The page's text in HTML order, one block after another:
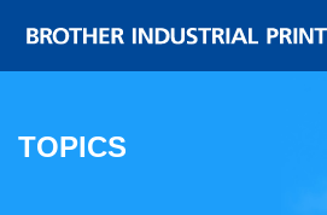
TOPICS